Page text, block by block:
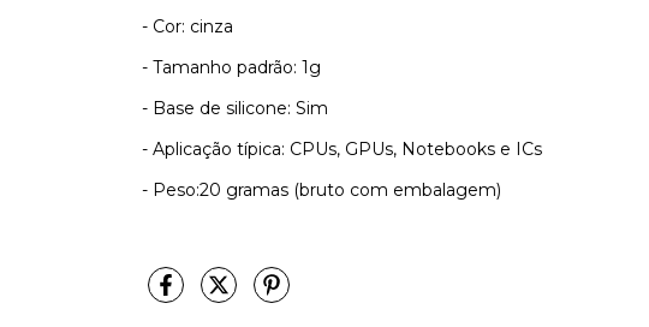
- Cor: cinza
- Tamanho padrão: 1g
- Base de silicone: Sim
- Aplicação típica: CPUs, GPUs, Notebooks e ICs
- Peso:20 gramas (bruto com embalagem)